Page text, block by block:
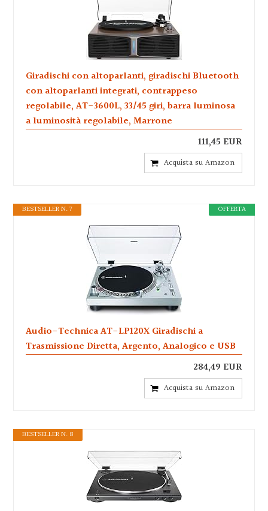
Giradischi con altoparlanti, giradischi Bluetooth
con altoparlanti integrati, contrappeso
regolabile, AT-3600L, 33/45 giri, barra luminosa
a luminosità regolabile, Marrone
111,45 EUR
Acquista su Amazon
OFFERTA
BESTSELLER N. 7
Audio-Technica AT-LP120X Giradischi a
Trasmissione Diretta, Argento, Analogico e USB
284,49 EUR
Acquista su Amazon
BESTSELLER N. 8